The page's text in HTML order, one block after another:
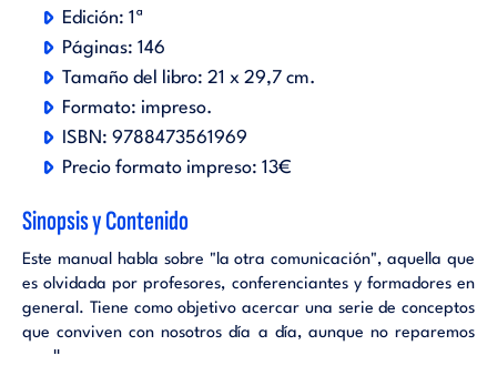
Edición: 1ª
Páginas: 146
Tamaño del libro: 21 x 29,7 cm.
Formato: impreso.
ISBN: 9788473561969
Precio formato impreso: 13€
Sinopsis y Contenido
Este manual habla sobre "la otra comunicación", aquella que
es olvidada por profesores, conferenciantes y formadores en
general. Tiene como objetivo acercar una serie de conceptos
que conviven con nosotros día a día, aunque no reparemos
en ellos.